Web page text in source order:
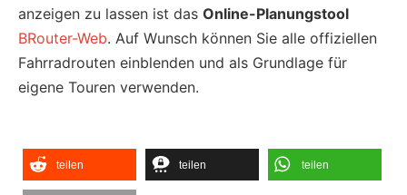
anzeigen zu lassen ist das Online-Planungstool
BRouter-Web. Auf Wunsch können Sie alle offiziellen
Fahrradrouten einblenden und als Grundlage für
eigene Touren verwenden.
teilen teilen teilen